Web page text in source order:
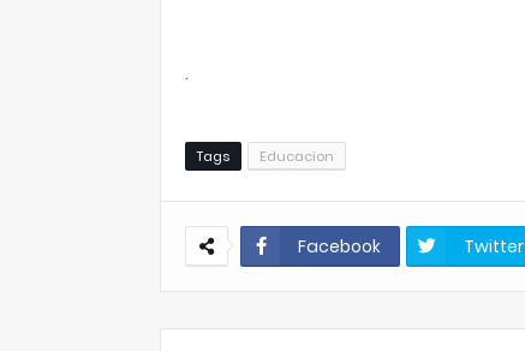
.
Tags Educacion
Facebook Twitter